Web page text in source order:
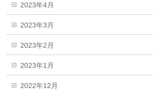
2023年4月
2023年3月
2023年2月
2023年1月
2022年12月